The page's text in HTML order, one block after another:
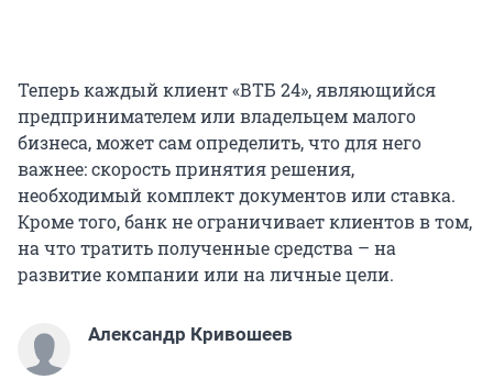
Теперь каждый клиент «ВТБ 24», являющийся
предпринимателем или владельцем малого
бизнеса, может сам определить, что для него
важнее: скорость принятия решения,
необходимый комплект документов или ставка.
Кроме того, банк не ограничивает клиентов в том,
на что тратить полученные средства – на
развитие компании или на личные цели.
Александр Кривошеев